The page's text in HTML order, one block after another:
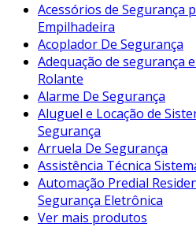
Acessórios de Segurança
Empilhadeira
Acoplador De Segurança
Adequação de segurança
Rolante
Alarme De Segurança
Aluguel e Locação de
Segurança
Arruela De Segurança
Assistência Técnica
Automação Predial
Segurança Eletrônica
Ver mais produtos